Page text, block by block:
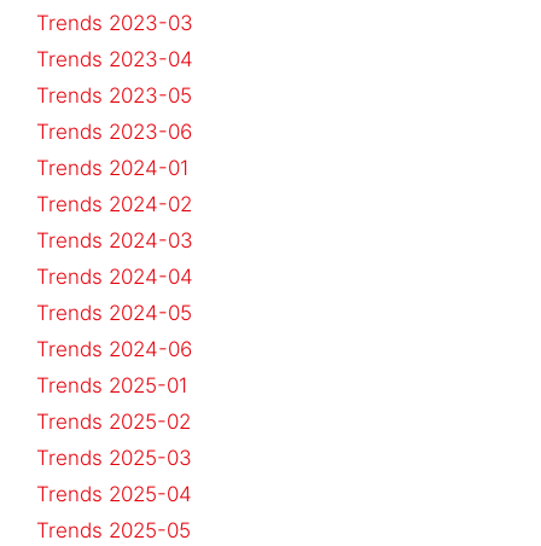
Trends 2023-03
Trends 2023-04
Trends 2023-05
Trends 2023-06
Trends 2024-01
Trends 2024-02
Trends 2024-03
Trends 2024-04
Trends 2024-05
Trends 2024-06
Trends 2025-01
Trends 2025-02
Trends 2025-03
Trends 2025-04
Trends 2025-05